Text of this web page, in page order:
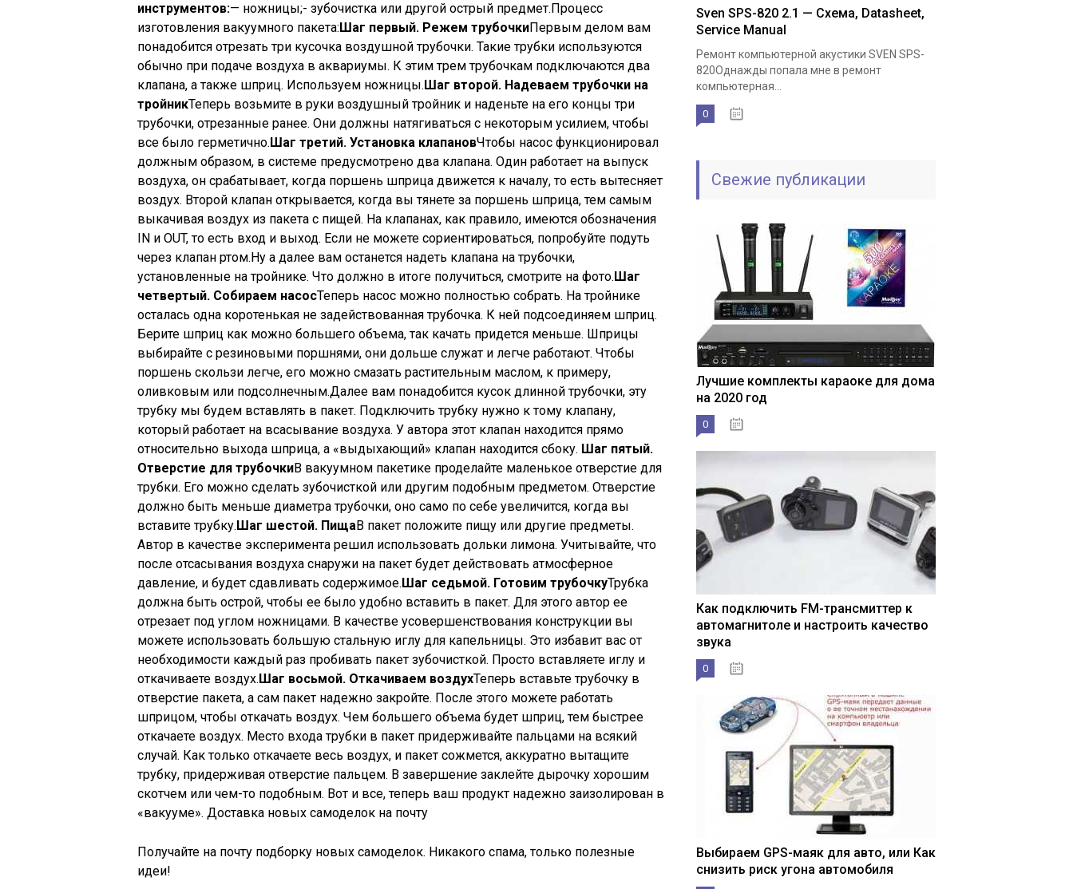
инструментов:— ножницы;- зубочистка или другой острый предмет.Процесс
изготовления вакуумного пакета:Шаг первый. Режем трубочкиПервым делом вам
понадобится отрезать три кусочка воздушной трубочки. Такие трубки используются
обычно при подаче воздуха в аквариумы. К этим трем трубочкам подключаются два
клапана, а также шприц. Используем ножницы.Шаг второй. Надеваем трубочки на
тройникТеперь возьмите в руки воздушный тройник и наденьте на его концы три
трубочки, отрезанные ранее. Они должны натягиваться с некоторым усилием, чтобы
все было герметично.Шаг третий. Установка клапановЧтобы насос функционировал
должным образом, в системе предусмотрено два клапана. Один работает на выпуск
воздуха, он срабатывает, когда поршень шприца движется к началу, то есть вытесняет
воздух. Второй клапан открывается, когда вы тянете за поршень шприца, тем самым
выкачивая воздух из пакета с пищей. На клапанах, как правило, имеются обозначения
IN и OUT, то есть вход и выход. Если не можете сориентироваться, попробуйте подуть
через клапан ртом.Ну а далее вам останется надеть клапана на трубочки,
установленные на тройнике. Что должно в итоге получиться, смотрите на фото.Шаг
четвертый. Собираем насосТеперь насос можно полностью собрать. На тройнике
осталась одна коротенькая не задействованная трубочка. К ней подсоединяем шприц.
Берите шприц как можно большего объема, так качать придется меньше. Шприцы
выбирайте с резиновыми поршнями, они дольше служат и легче работают. Чтобы
поршень скользи легче, его можно смазать растительным маслом, к примеру,
оливковым или подсолнечным.Далее вам понадобится кусок длинной трубочки, эту
трубку мы будем вставлять в пакет. Подключить трубку нужно к тому клапану,
который работает на всасывание воздуха. У автора этот клапан находится прямо
относительно выхода шприца, а «выдыхающий» клапан находится сбоку. Шаг пятый.
Отверстие для трубочкиВ вакуумном пакетике проделайте маленькое отверстие для
трубки. Его можно сделать зубочисткой или другим подобным предметом. Отверстие
должно быть меньше диаметра трубочки, оно само по себе увеличится, когда вы
вставите трубку.Шаг шестой. ПищаВ пакет положите пищу или другие предметы.
Автор в качестве эксперимента решил использовать дольки лимона. Учитывайте, что
после отсасывания воздуха снаружи на пакет будет действовать атмосферное
давление, и будет сдавливать содержимое.Шаг седьмой. Готовим трубочкуТрубка
должна быть острой, чтобы ее было удобно вставить в пакет. Для этого автор ее
отрезает под углом ножницами. В качестве усовершенствования конструкции вы
можете использовать большую стальную иглу для капельницы. Это избавит вас от
необходимости каждый раз пробивать пакет зубочисткой. Просто вставляете иглу и
откачиваете воздух.Шаг восьмой. Откачиваем воздухТеперь вставьте трубочку в
отверстие пакета, а сам пакет надежно закройте. После этого можете работать
шприцом, чтобы откачать воздух. Чем большего объема будет шприц, тем быстрее
откачаете воздух. Место входа трубки в пакет придерживайте пальцами на всякий
случай. Как только откачаете весь воздух, и пакет сожмется, аккуратно вытащите
трубку, придерживая отверстие пальцем. В завершение заклейте дырочку хорошим
скотчем или чем-то подобным. Вот и все, теперь ваш продукт надежно заизолирован в
«вакууме». Доставка новых самоделок на почту
Получайте на почту подборку новых самоделок. Никакого спама, только полезные
идеи!
Sven SPS-820 2.1 — Схема, Datasheet,
Service Manual
Ремонт компьютерной акустики SVEN SPS-
820Однажды попала мне в ремонт
компьютерная...
0
Свежие публикации
Лучшие комплекты караоке для дома
на 2020 год
0
Как подключить FM-трансмиттер к
автомагнитоле и настроить качество
звука
0
Выбираем GPS-маяк для авто, или Как
снизить риск угона автомобиля